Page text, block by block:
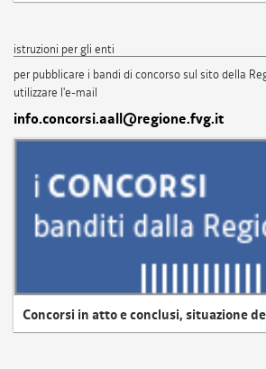
istruzioni per gli enti
per pubblicare i bandi di concorso sul sito della
utilizzare l'e-mail
info.concorsi.aall@regione.fvg.it
Concorsi in atto e conclusi, situazione